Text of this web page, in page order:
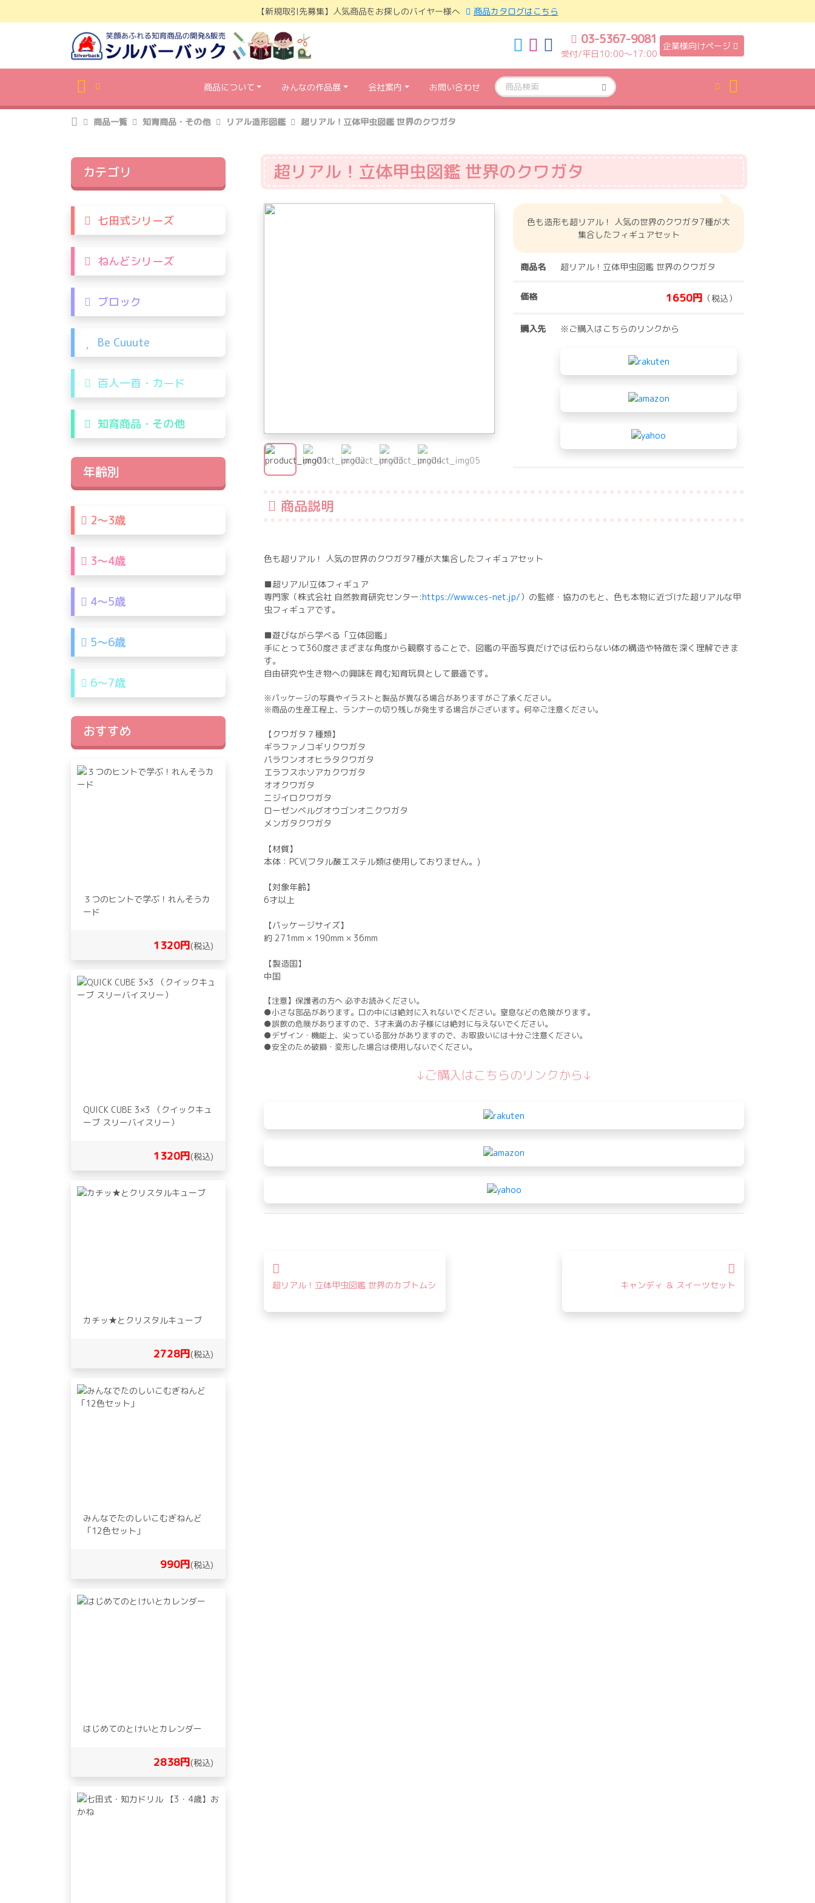
【新規取引先募集】人気商品をお探しのバイヤー様へ 商品カタログはこちら
03-5367-9081
受付/平日10:00〜17:00
企業様向けページ
商品について みんなの作品展 会社案内 お問い合わせ
商品一覧 知育商品・その他 リアル造形図鑑 超リアル！立体甲虫図鑑 世界のクワガタ
超リアル！立体甲虫図鑑 世界のクワガタ
色も造形も超リアル！ 人気の世界のクワガタ7種が大
集合したフィギュアセット
商品名 超リアル！立体甲虫図鑑 世界のクワガタ
価格 1650円 （税込）
購入先 ※ご購入はこちらのリンクから
商品説明
色も超リアル！ 人気の世界のクワガタ7種が大集合したフィギュアセット
■超リアル!立体フィギュア
専門家（株式会社 自然教育研究センター:https://www.ces-net.jp/）の監修・協力のもと、色も本物に近づけた超リアルな甲
虫フィギュアです。
■遊びながら学べる「立体図鑑」
手にとって360度さまざまな角度から観察することで、図鑑の平面写真だけでは伝わらない体の構造や特徴を深く理解できま
す。
自由研究や生き物への興味を育む知育玩具として最適です。
※パッケージの写真やイラストと製品が異なる場合がありますがご了承ください。
※商品の生産工程上、ランナーの切り残しが発生する場合がございます。何卒ご注意ください。
【クワガタ７種類】
ギラファノコギリクワガタ
パラワンオオヒラタクワガタ
エラフスホソアカクワガタ
オオクワガタ
ニジイロクワガタ
ローゼンベルグオウゴンオニクワガタ
メンガタクワガタ
【材質】
本体：PCV(フタル酸エステル類は使用しておりません。)
【対象年齢】
6才以上
【パッケージサイズ】
約 271mm × 190mm × 36mm
【製造国】
中国
【注意】保護者の方へ 必ずお読みください。
●小さな部品があります。口の中には絶対に入れないでください。窒息などの危険がります。
●誤飲の危険がありますので、3才未満のお子様には絶対に与えないでください。
●デザイン・機能上、尖っている部分がありますので、お取扱いには十分ご注意ください。
●安全のため破損・変形した場合は使用しないでください。
↓ご購入はこちらのリンクから↓
稿
ナ
ビ
超リアル！立体甲虫図鑑 世界のカブトムシ キャンディ ＆ スイーツセット
カテゴリ
七田式シリーズ
ねんどシリーズ
ブロック
Be Cuuute
百人一首・カード
知育商品・その他
年齢別
2〜3歳
3〜4歳
4〜5歳
5〜6歳
6〜7歳
おすすめ
３つのヒントで学ぶ！れんそうカ
ード
1320円(税込)
QUICK CUBE 3×3 （クイックキュ
ーブ スリーバイスリー）
1320円(税込)
カチッ★とクリスタルキューブ
2728円(税込)
みんなでたのしいこむぎねんど
「12色セット」
990円(税込)
はじめてのとけいとカレンダー
2838円(税込)